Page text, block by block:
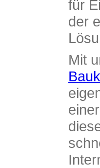
für
der
Mit